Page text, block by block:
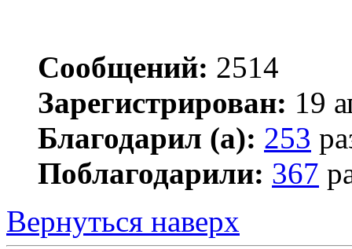
Сообщений: 2514
Зарегистрирован: 19
Благодарил (а): 253
Поблагодарили: 367
Вернуться наверх